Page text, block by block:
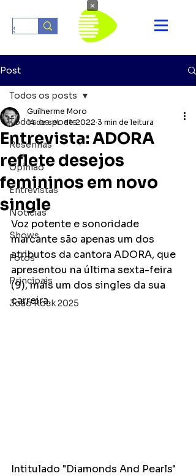
Post
Todos os posts
Resenhas
Opinião
Entrevistas
Notícias
Shows
Fotos
Principais
João Rock 2025
Todos os posts
Entrevista: ADORA
reflete desejos
femininos em novo
single
Guilherme Moro
14 de set. de 2022 3 min de leitura
Voz potente e sonoridade
marcante são apenas um dos
atributos da cantora ADORA, que
apresentou na última sexta-feira
(9), mais um dos singles da sua
carreira.
Intitulado "Diamonds And Pearls"
×